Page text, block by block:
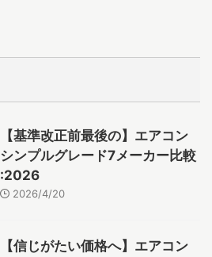
【基準改正前最後の】エアコン
シンプルグレード7メーカー比較
:2026
2026/4/20
【信じがたい価格へ】エアコン